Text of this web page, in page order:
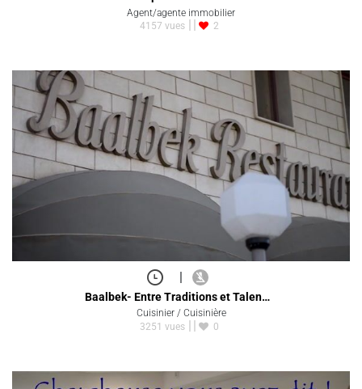
Agent/agente immobilier
4157 vues
2
|
Baalbek- Entre Traditions et Talen…
Cuisinier / Cuisinière
3251 vues
0